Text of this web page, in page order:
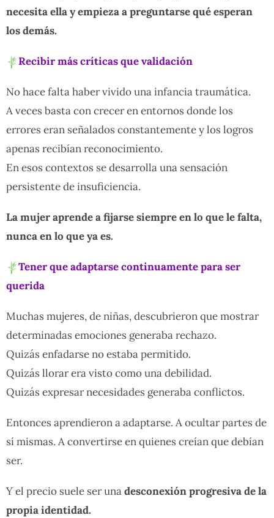
necesita ella y empieza a preguntarse qué esperan
los demás.
Recibir más críticas que validación
No hace falta haber vivido una infancia traumática.
A veces basta con crecer en entornos donde los
errores eran señalados constantemente y los logros
apenas recibían reconocimiento.
En esos contextos se desarrolla una sensación
persistente de insuficiencia.
La mujer aprende a fijarse siempre en lo que le falta,
nunca en lo que ya es.
Tener que adaptarse continuamente para ser
querida
Muchas mujeres, de niñas, descubrieron que mostrar
determinadas emociones generaba rechazo.
Quizás enfadarse no estaba permitido.
Quizás llorar era visto como una debilidad.
Quizás expresar necesidades generaba conflictos.
Entonces aprendieron a adaptarse. A ocultar partes de
sí mismas. A convertirse en quienes creían que debían
ser.
Y el precio suele ser unadesconexión progresiva de la
propia identidad.